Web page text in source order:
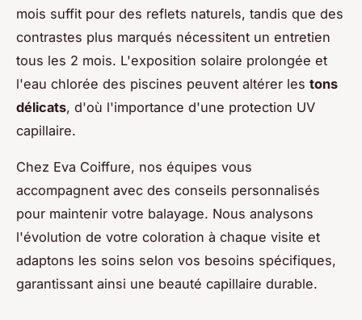
mois suffit pour des reflets naturels, tandis que des
contrastes plus marqués nécessitent un entretien
tous les 2 mois. L'exposition solaire prolongée et
l'eau chlorée des piscines peuvent altérer les tons
délicats, d'où l'importance d'une protection UV
capillaire.
Chez Eva Coiffure, nos équipes vous
accompagnent avec des conseils personnalisés
pour maintenir votre balayage. Nous analysons
l'évolution de votre coloration à chaque visite et
adaptons les soins selon vos besoins spécifiques,
garantissant ainsi une beauté capillaire durable.